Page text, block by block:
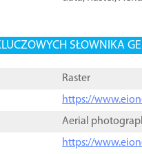
SŁOWNIKA
Raster
https://
Aerial
https://